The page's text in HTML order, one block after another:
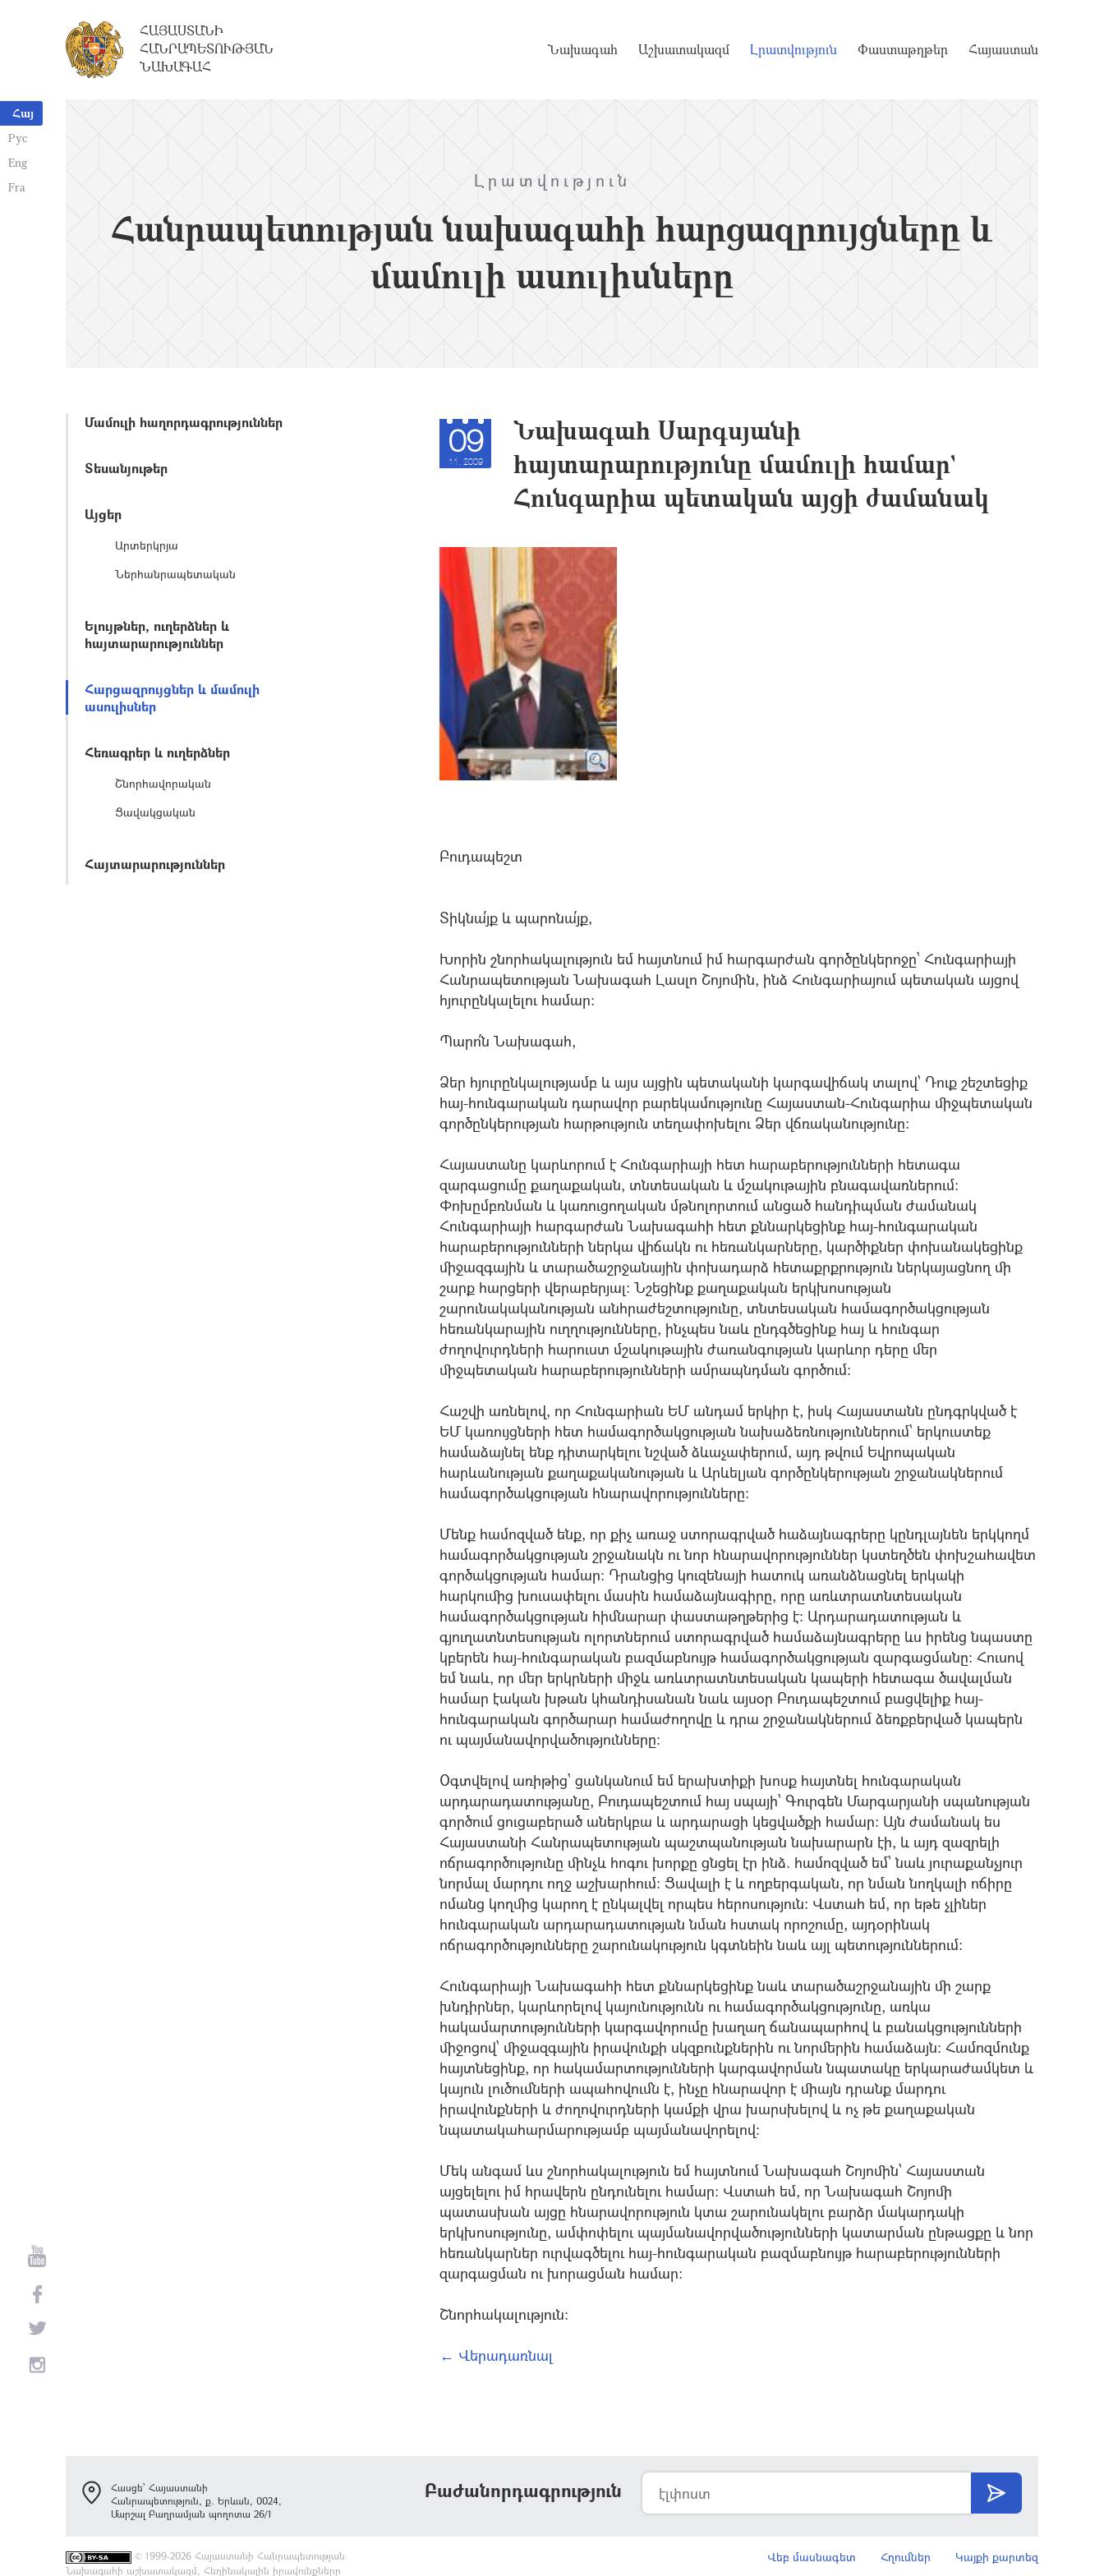
Հայ
Рус
Eng
Fra
ՀԱՅԱՍՏԱՆԻ
ՀԱՆՐԱՊԵՏՈՒԹՅԱՆ
ՆԱԽԱԳԱՀ
Նախագահ Աշխատակազմ Լրատվություն Փաստաթղթեր Հայաստան
Լրատվություն
Հանրապետության նախագահի հարցազրույցները և
մամուլի ասուլիսները
Մամուլի հաղորդագրություններ
Տեսանյութեր
Այցեր
Արտերկրյա
Ներհանրապետական
Ելույթներ, ուղերձներ և
հայտարարություններ
Հարցազրույցներ և մամուլի
ասուլիսներ
Հեռագրեր և ուղերձներ
Շնորհավորական
Ցավակցական
Հայտարարություններ
09
11, 2009
Նախագահ Սարգսյանի
հայտարարությունը մամուլի համար`
Հունգարիա պետական այցի ժամանակ
Բուդապեշտ
Տիկնա՛յք և պարոնա՛յք,
Խորին շնորհակալություն եմ հայտնում իմ հարգարժան գործընկերոջը՝ Հունգարիայի
Հանրապետության Նախագահ Լասլո Շոյոմին, ինձ Հունգարիայում պետական այցով
հյուրընկալելու համար:
Պարո՛ն Նախագահ,
Ձեր հյուրընկալությամբ և այս այցին պետականի կարգավիճակ տալով` Դուք շեշտեցիք
հայ-հունգարական դարավոր բարեկամությունը Հայաստան-Հունգարիա միջպետական
գործընկերության հարթություն տեղափոխելու Ձեր վճռականությունը:
Հայաստանը կարևորում է Հունգարիայի հետ հարաբերությունների հետագա
զարգացումը քաղաքական, տնտեսական և մշակութային բնագավառներում:
Փոխըմբռնման և կառուցողական մթնոլորտում անցած հանդիպման ժամանակ
Հունգարիայի հարգարժան Նախագահի հետ քննարկեցինք հայ-հունգարական
հարաբերությունների ներկա վիճակն ու հեռանկարները, կարծիքներ փոխանակեցինք
միջազգային և տարածաշրջանային փոխադարձ հետաքրքրություն ներկայացնող մի
շարք հարցերի վերաբերյալ: Նշեցինք քաղաքական երկխոսության
շարունակականության անհրաժեշտությունը, տնտեսական համագործակցության
հեռանկարային ուղղությունները, ինչպես նաև ընդգծեցինք հայ և հունգար
ժողովուրդների հարուստ մշակութային ժառանգության կարևոր դերը մեր
միջպետական հարաբերությունների ամրապնդման գործում:
Հաշվի առնելով, որ Հունգարիան ԵՄ անդամ երկիր է, իսկ Հայաստանն ընդգրկված է
ԵՄ կառույցների հետ համագործակցության նախաձեռնություններում` երկուստեք
համաձայնել ենք դիտարկելու նշված ձևաչափերում, այդ թվում Եվրոպական
հարևանության քաղաքականության և Արևելյան գործընկերության շրջանակներում
համագործակցության հնարավորությունները:
Մենք համոզված ենք, որ քիչ առաջ ստորագրված հաձայնագրերը կընդլայնեն երկկողմ
համագործակցության շրջանակն ու նոր հնարավորություններ կստեղծեն փոխշահավետ
գործակցության համար: Դրանցից կուզենայի հատուկ առանձնացնել երկակի
հարկումից խուսափելու մասին համաձայնագիրը, որը առևտրատնտեսական
համագործակցության հիմնարար փաստաթղթերից է: Արդարադատության և
գյուղատնտեսության ոլորտներում ստորագրված համաձայնագրերը ևս իրենց նպաստը
կբերեն հայ-հունգարական բազմաբնույթ համագործակցության զարգացմանը: Հուսով
եմ նաև, որ մեր երկրների միջև առևտրատնտեսական կապերի հետագա ծավալման
համար էական խթան կհանդիսանան նաև այսօր Բուդապեշտում բացվելիք հայ-
հունգարական գործարար համաժողովը և դրա շրջանակներում ձեռքբերված կապերն
ու պայմանավորվածությունները:
Օգտվելով առիթից` ցանկանում եմ երախտիքի խոսք հայտնել հունգարական
արդարադատությանը, Բուդապեշտում հայ սպայի` Գուրգեն Մարգարյանի սպանության
գործում ցուցաբերած աներկբա և արդարացի կեցվածքի համար: Այն ժամանակ ես
Հայաստանի Հանրապետության պաշտպանության նախարարն էի, և այդ զազրելի
ոճրագործությունը մինչև հոգու խորքը ցնցել էր ինձ. համոզված եմ` նաև յուրաքանչյուր
նորմալ մարդու ողջ աշխարհում: Ցավալի է և ողբերգական, որ նման նողկալի ոճիրը
ոմանց կողմից կարող է ընկալվել որպես հերոսություն: Վստահ եմ, որ եթե չլիներ
հունգարական արդարադատության նման հստակ որոշումը, այդօրինակ
ոճրագործությունները շարունակություն կգտնեին նաև այլ պետություններում:
Հունգարիայի Նախագահի հետ քննարկեցինք նաև տարածաշրջանային մի շարք
խնդիրներ, կարևորելով կայունությունն ու համագործակցությունը, առկա
հակամարտությունների կարգավորումը խաղաղ ճանապարհով և բանակցությունների
միջոցով` միջազգային իրավունքի սկզբունքներին ու նորմերին համաձայն: Համոզմունք
հայտնեցինք, որ հակամարտությունների կարգավորման նպատակը երկարաժամկետ և
կայուն լուծումների ապահովումն է, ինչը հնարավոր է միայն դրանք մարդու
իրավունքների և ժողովուրդների կամքի վրա խարսխելով և ոչ թե քաղաքական
նպատակահարմարությամբ պայմանավորելով:
Մեկ անգամ ևս շնորհակալություն եմ հայտնում Նախագահ Շոյոմին` Հայաստան
այցելելու իմ հրավերն ընդունելու համար: Վստահ եմ, որ Նախագահ Շոյոմի
պատասխան այցը հնարավորություն կտա շարունակելու բարձր մակարդակի
երկխոսությունը, ամփոփելու պայմանավորվածությունների կատարման ընթացքը և նոր
հեռանկարներ ուրվագծելու հայ-հունգարական բազմաբնույթ հարաբերությունների
զարգացման ու խորացման համար:
Շնորհակալություն:
← Վերադառնալ
Բաժանորդագրություն
Հասցե՝ Հայաստանի
Հանրապետություն, ք. Երևան, 0024,
Մարշալ Բաղրամյան պողոտա 26/1
Վեբ մասնագետ Հղումներ Կայքի քարտեզ
© 1999-2026 Հայաստանի Հանրապետության
Նախագահի աշխատակազմ, Հեղինակային իրավունքները